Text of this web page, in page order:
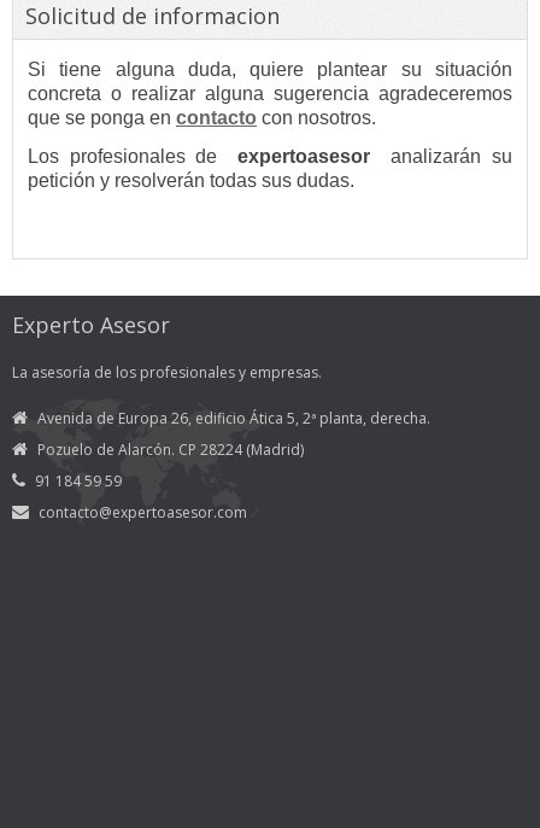
Solicitud de informacion
Si tiene alguna duda, quiere plantear su situación
concreta o realizar alguna sugerencia agradeceremos
que se ponga en contacto con nosotros.
Los profesionales de
expertoasesor
analizarán su
petición y resolverán todas sus dudas.
Experto Asesor
La asesoría de los profesionales y empresas.
Avenida de Europa 26, edificio Ática 5, 2ª planta, derecha.
Pozuelo de Alarcón. CP 28224 (Madrid)
91 184 59 59
contacto@expertoasesor.com